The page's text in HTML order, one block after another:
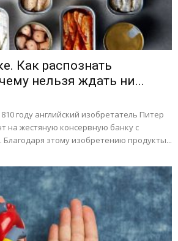
Как распознать
нельзя ждать ни...
году английский изобретатель Питер
на жестяную консервную банку с
этому изобретению продукты...